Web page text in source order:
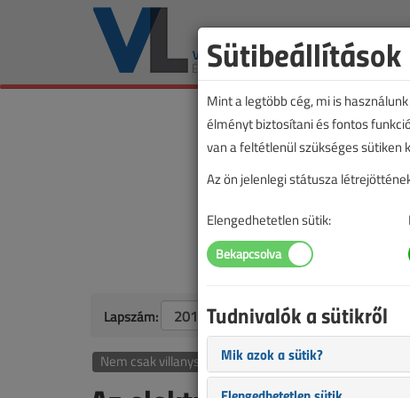
Lapszám:
Nem csak villanyszerelőknek
Sütibeállítások
Mint a legtöbb cég, mi is
élményt biztosítani és fontos
van a feltétlenül szükséges sütiken
Az ön jelenlegi státusza
Elengedhetetlen sütik:
Tudnivalók a sütikről
Mik azok a sütik?